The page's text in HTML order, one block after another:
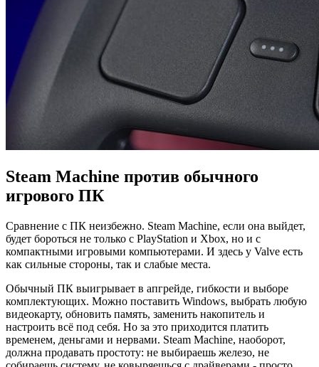
Steam Machine против обычного
игрового ПК
Сравнение с ПК неизбежно. Steam Machine, если она выйдет,
будет бороться не только с PlayStation и Xbox, но и с
компактными игровыми компьютерами. И здесь у Valve есть
как сильные стороны, так и слабые места.
Обычный ПК выигрывает в апгрейде, гибкости и выборе
комплектующих. Можно поставить Windows, выбрать любую
видеокарту, обновить память, заменить накопитель и
настроить всё под себя. Но за это приходится платить
временем, деньгами и нервами. Steam Machine, наоборот,
должна продавать простоту: не выбираешь железо, не